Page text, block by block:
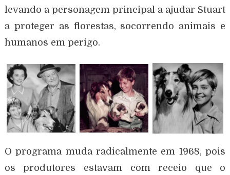
levando a personagem principal a ajudar Stuart
a proteger as florestas, socorrendo animais e
humanos em perigo.
O programa muda radicalmente em 1968, pois
os produtores estavam com receio que o